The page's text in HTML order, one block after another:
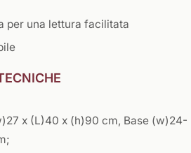
per una lettura facilitata
x (L)40 x (h)90 cm, Base (w)24-